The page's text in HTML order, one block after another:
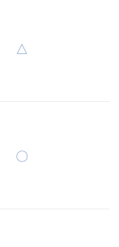
△
〇